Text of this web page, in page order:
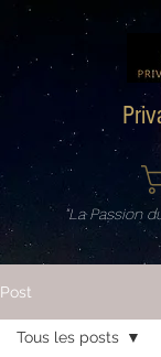
"La Passion
Post
Tous les posts